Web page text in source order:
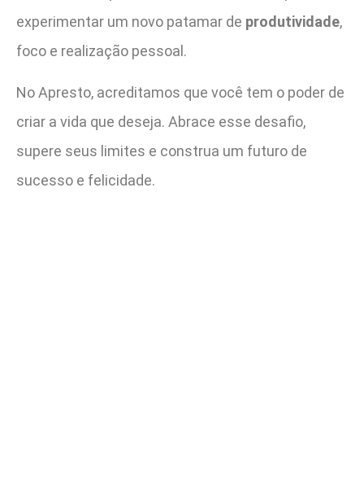
experimentar um novo patamar de produtividade,
foco e realização pessoal.
No Apresto, acreditamos que você tem o poder de
criar a vida que deseja. Abrace esse desafio,
supere seus limites e construa um futuro de
sucesso e felicidade.